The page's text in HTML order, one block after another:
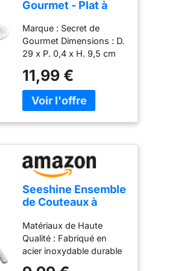
Gourmet - Plat à
Renaissance 29cm
Transparent
Marque : Secret de
Gourmet Dimensions : D.
29 x P. 0,4 x H. 9,5 cm
Transparent
11,99 €
Seeshine Ensemble
de Couteaux à
33 cm, Ensemble
de Découpe en
Acier Inoxydable
avec Couteau et
Matériaux de Haute
Qualité : Fabriqué en
acier inoxydable durable